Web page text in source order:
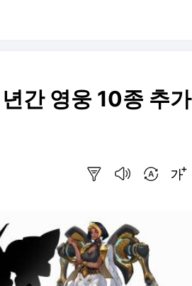
간 영웅 10종 추가